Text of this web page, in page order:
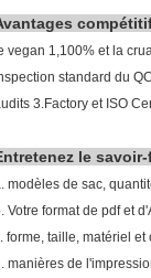
vegan 1,100% et la
standard du
3.Factory et ISO
le
modèles de sac,
Votre format de pdf et
forme, taille, matériel et
manières de